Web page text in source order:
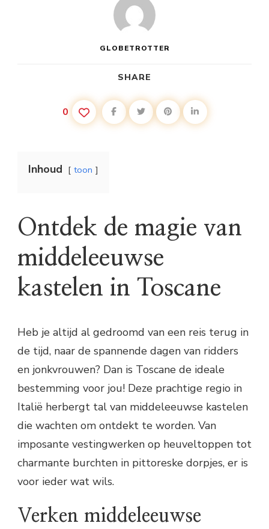
GLOBETROTTER
SHARE
0
Inhoud toon
Ontdek de magie van
middeleeuwse
kastelen in Toscane
Heb je altijd al gedroomd van een reis terug in
de tijd, naar de spannende dagen van ridders
en jonkvrouwen? Dan is Toscane de ideale
bestemming voor jou! Deze prachtige regio in
Italië herbergt tal van middeleeuwse kastelen
die wachten om ontdekt te worden. Van
imposante vestingwerken op heuveltoppen tot
charmante burchten in pittoreske dorpjes, er is
voor ieder wat wils.
Verken middeleeuwse